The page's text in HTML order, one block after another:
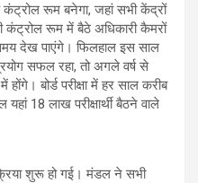
रूम बनेगा, जहां सभी केंद्रों
कंट्रोल रूम में बैठे अधिकारी कैमरों
देख पाएंगे। फिलहाल इस साल
सफल रहा, तो अगले वर्ष से
बोर्ड परीक्षा में हर साल करीब
18 लाख परीक्षार्थी बैठने वाले
शुरू हो गई। मंडल ने सभी